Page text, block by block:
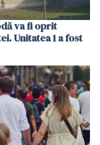
va fi oprit
Unitatea 1 a fost